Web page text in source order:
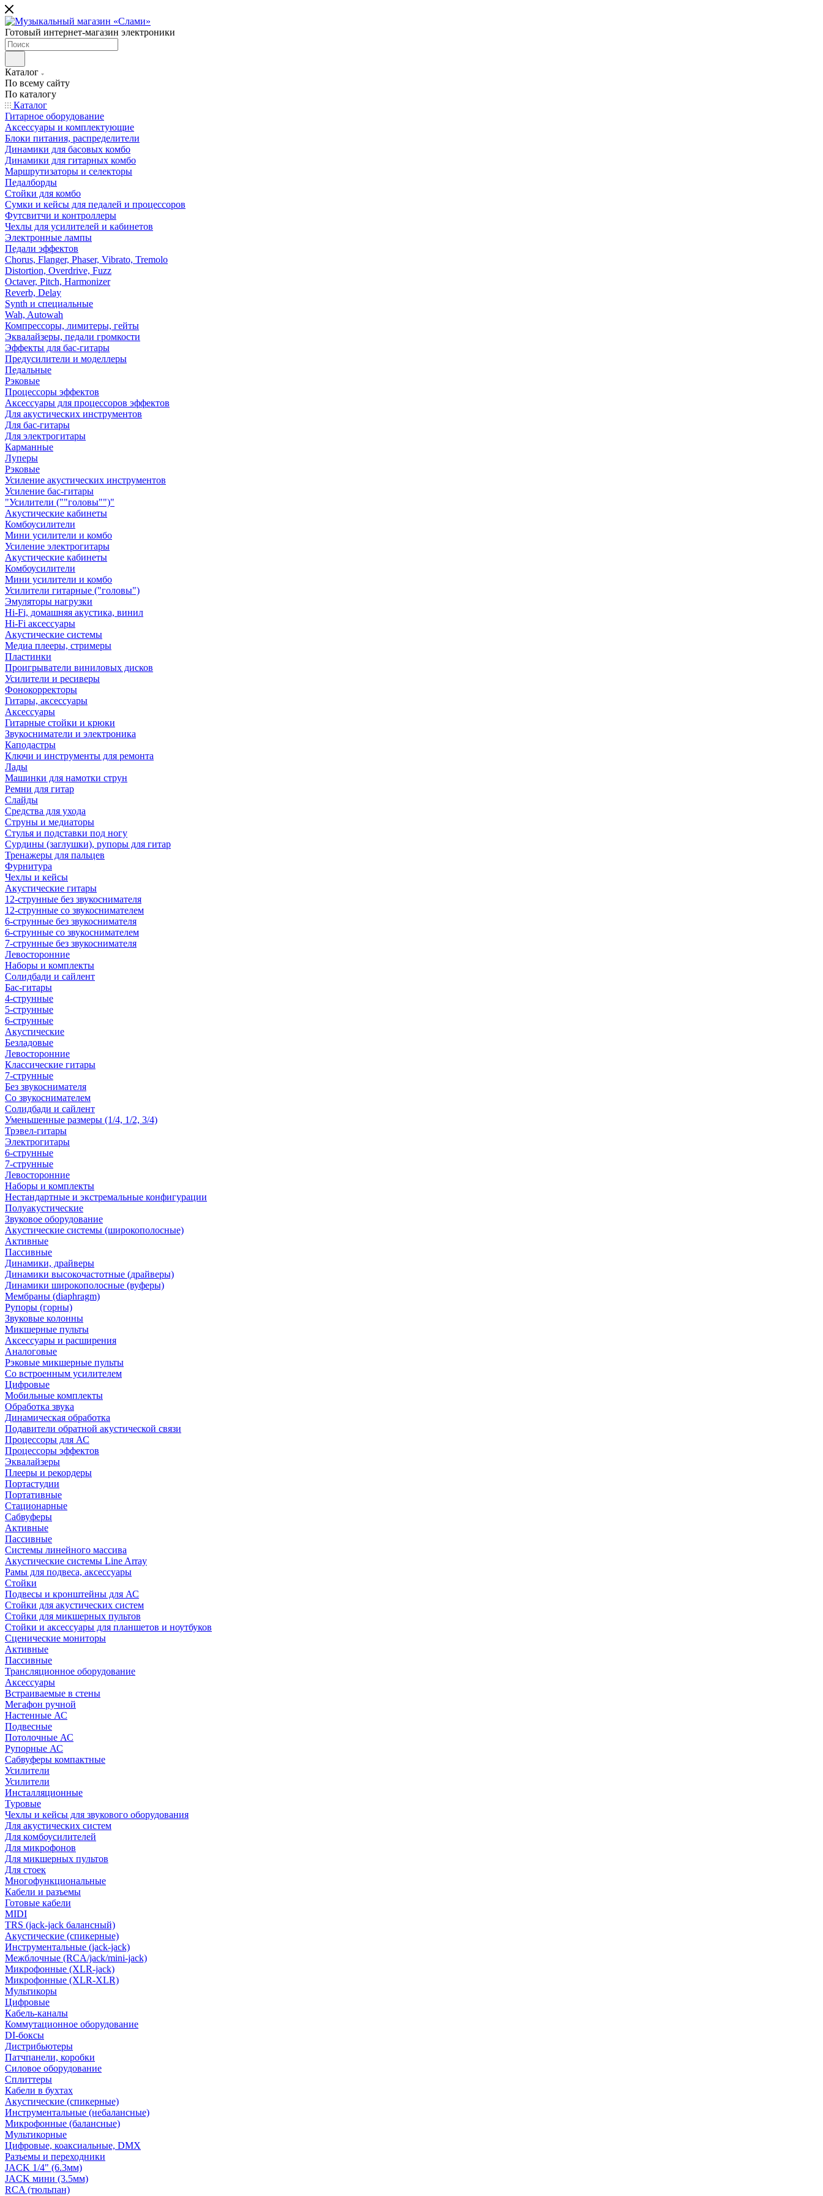
Готовый интернет-магазин электроники
Каталог
По всему сайту
По каталогу
Каталог
Гитарное оборудование
Аксессуары и комплектующие
Блоки питания, распределители
Динамики для басовых комбо
Динамики для гитарных комбо
Маршрутизаторы и селекторы
Педалборды
Стойки для комбо
Сумки и кейсы для педалей и процессоров
Футсвитчи и контроллеры
Чехлы для усилителей и кабинетов
Электронные лампы
Педали эффектов
Chorus, Flanger, Phaser, Vibrato, Tremolo
Distortion, Overdrive, Fuzz
Octaver, Pitch, Harmonizer
Reverb, Delay
Synth и специальные
Wah, Autowah
Компрессоры, лимитеры, гейты
Эквалайзеры, педали громкости
Эффекты для бас-гитары
Предусилители и моделлеры
Педальные
Рэковые
Процессоры эффектов
Аксессуары для процессоров эффектов
Для акустических инструментов
Для бас-гитары
Для электрогитары
Карманные
Луперы
Рэковые
Усиление акустических инструментов
Усиление бас-гитары
"Усилители (""головы"")"
Акустические кабинеты
Комбоусилители
Мини усилители и комбо
Усиление электрогитары
Акустические кабинеты
Комбоусилители
Мини усилители и комбо
Усилители гитарные ("головы")
Эмуляторы нагрузки
Hi-Fi, домашняя акустика, винил
Hi-Fi аксессуары
Акустические системы
Медиа плееры, стримеры
Пластинки
Проигрыватели виниловых дисков
Усилители и ресиверы
Фонокорректоры
Гитары, аксессуары
Аксессуары
Гитарные стойки и крюки
Звукосниматели и электроника
Каподастры
Ключи и инструменты для ремонта
Лады
Машинки для намотки струн
Ремни для гитар
Слайды
Средства для ухода
Струны и медиаторы
Стулья и подставки под ногу
Сурдины (заглушки), рупоры для гитар
Тренажеры для пальцев
Фурнитура
Чехлы и кейсы
Акустические гитары
12-струнные без звукоснимателя
12-струнные со звукоснимателем
6-струнные без звукоснимателя
6-струнные со звукоснимателем
7-струнные без звукоснимателя
Левосторонние
Наборы и комплекты
Солидбади и сайлент
Бас-гитары
4-струнные
5-струнные
6-струнные
Акустические
Безладовые
Левосторонние
Классические гитары
7-струнные
Без звукоснимателя
Со звукоснимателем
Солидбади и сайлент
Уменьшенные размеры (1/4, 1/2, 3/4)
Трэвел-гитары
Электрогитары
6-струнные
7-струнные
Левосторонние
Наборы и комплекты
Нестандартные и экстремальные конфигурации
Полуакустические
Звуковое оборудование
Акустические системы (широкополосные)
Активные
Пассивные
Динамики, драйверы
Динамики высокочастотные (драйверы)
Динамики широкополосные (вуферы)
Мембраны (diaphragm)
Рупоры (горны)
Звуковые колонны
Микшерные пульты
Аксессуары и расширения
Аналоговые
Рэковые микшерные пульты
Со встроенным усилителем
Цифровые
Мобильные комплекты
Обработка звука
Динамическая обработка
Подавители обратной акустической связи
Процессоры для АС
Процессоры эффектов
Эквалайзеры
Плееры и рекордеры
Портастудии
Портативные
Стационарные
Сабвуферы
Активные
Пассивные
Системы линейного массива
Акустические системы Line Array
Рамы для подвеса, аксессуары
Стойки
Подвесы и кронштейны для АС
Стойки для акустических систем
Стойки для микшерных пультов
Стойки и аксессуары для планшетов и ноутбуков
Сценические мониторы
Активные
Пассивные
Трансляционное оборудование
Аксессуары
Встраиваемые в стены
Мегафон ручной
Настенные АС
Подвесные
Потолочные АС
Рупорные АС
Сабвуферы компактные
Усилители
Усилители
Инсталляционные
Туровые
Чехлы и кейсы для звукового оборудования
Для акустических систем
Для комбоусилителей
Для микрофонов
Для микшерных пультов
Для стоек
Многофункциональные
Кабели и разъемы
Готовые кабели
MIDI
TRS (jack-jack балансный)
Акустические (спикерные)
Инструментальные (jack-jack)
Межблочные (RCA/jack/mini-jack)
Микрофонные (XLR-jack)
Микрофонные (XLR-XLR)
Мультикоры
Цифровые
Кабель-каналы
Коммутационное оборудование
DI-боксы
Дистрибьютеры
Патчпанели, коробки
Силовое оборудование
Сплиттеры
Кабели в бухтах
Акустические (спикерные)
Инструментальные (небалансные)
Микрофонные (балансные)
Мультикорные
Цифровые, коаксиальные, DMX
Разъемы и переходники
JACK 1/4" (6.3мм)
JACK мини (3.5мм)
RCA (тюльпан)